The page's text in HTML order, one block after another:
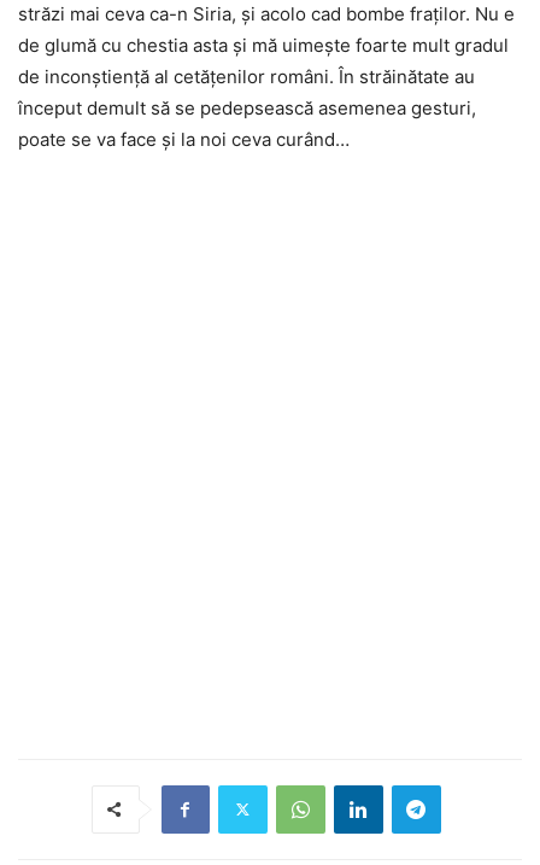
străzi mai ceva ca-n Siria, și acolo cad bombe fraților. Nu e
de glumă cu chestia asta și mă uimește foarte mult gradul
de inconștiență al cetățenilor români. În străinătate au
început demult să se pedepsească asemenea gesturi,
poate se va face și la noi ceva curând…